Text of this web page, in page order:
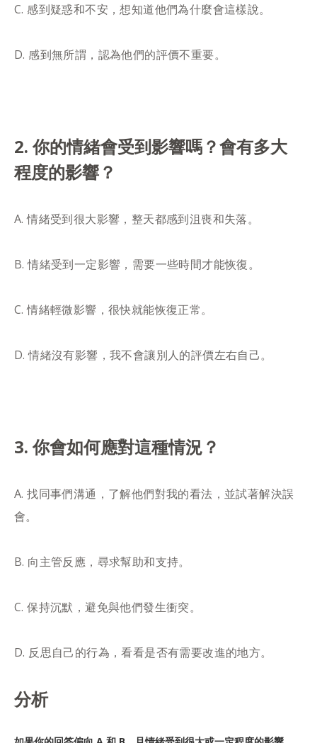
C. 感到疑惑和不安，想知道他們為什麼會這樣說。
D. 感到無所謂，認為他們的評價不重要。
2. 你的情緒會受到影響嗎？會有多大
程度的影響？
A. 情緒受到很大影響，整天都感到沮喪和失落。
B. 情緒受到一定影響，需要一些時間才能恢復。
C. 情緒輕微影響，很快就能恢復正常。
D. 情緒沒有影響，我不會讓別人的評價左右自己。
3. 你會如何應對這種情況？
A. 找同事們溝通，了解他們對我的看法，並試著解決誤
會。
B. 向主管反應，尋求幫助和支持。
C. 保持沉默，避免與他們發生衝突。
D. 反思自己的行為，看看是否有需要改進的地方。
分析